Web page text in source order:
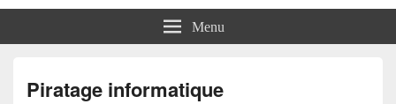
Menu
Piratage informatique